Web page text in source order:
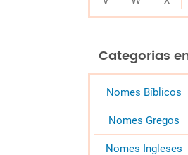
Categorias
Nomes Bíblicos
Nomes Gregos
Nomes Ingleses